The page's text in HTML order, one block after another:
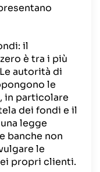
il
è tra i più
autorità di
le
in particolare
dei fondi e il
legge
banche non
le
propri clienti.